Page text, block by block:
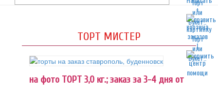
ТОРТ МИСТЕР
на фото ТОРТ 3,0 кг.; заказ за 3-4 дня от